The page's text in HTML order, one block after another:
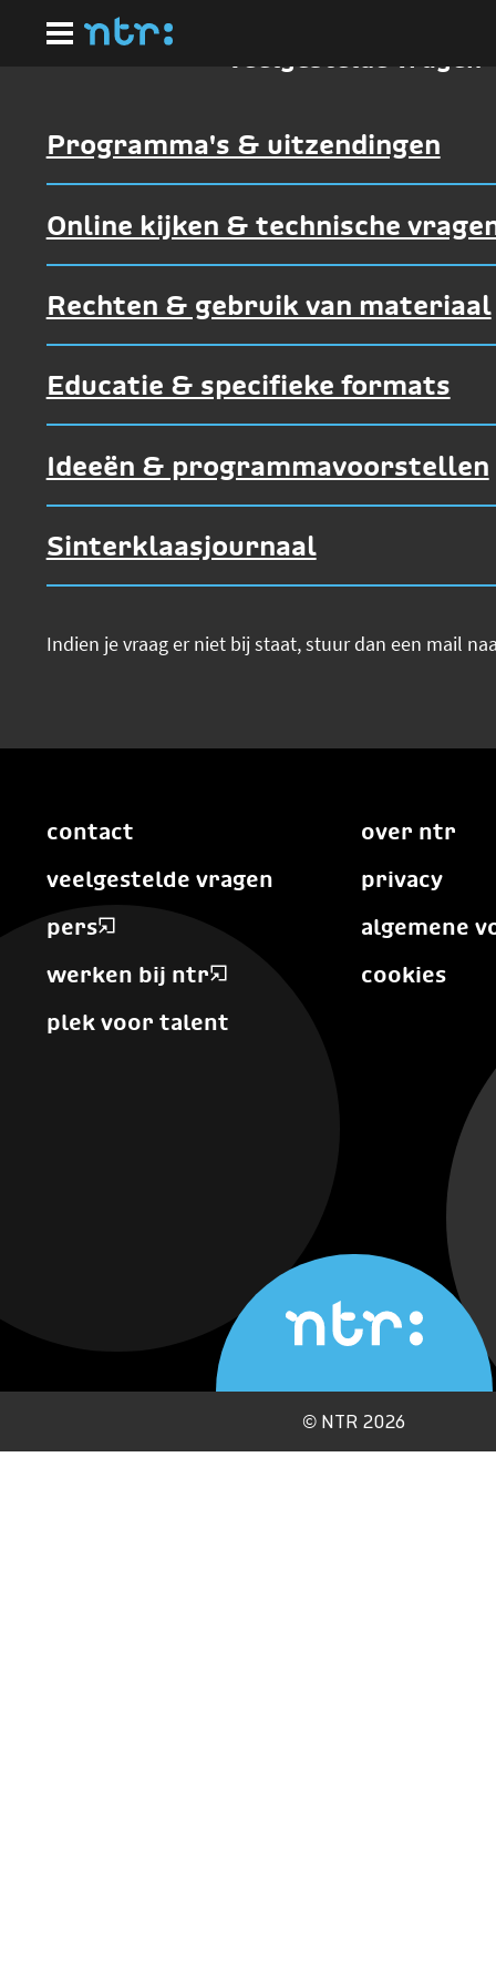
hoofdinhoud
Veelgestelde vragen
Programma's & uitzendingen
Online kijken & technische
Rechten & gebruik van materiaal
Educatie & specifieke formats
Ideeën & programmavoorstellen
Sinterklaasjournaal
Indien je vraag er niet bij staat, stuur dan een mail
contact
veelgestelde vragen
pers
werken bij ntr
plek voor talent
over ntr
privacy
algemene
cookies
© NTR 2026